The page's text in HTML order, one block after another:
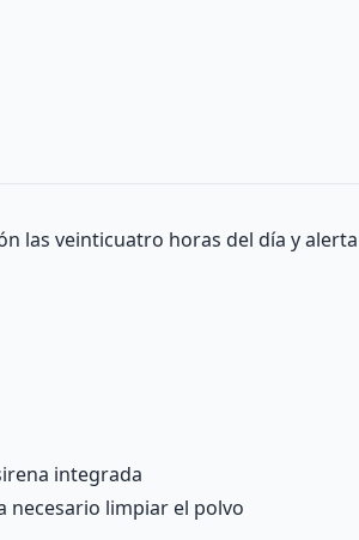
las veinticuatro horas del día y
integrada
necesario limpiar el polvo